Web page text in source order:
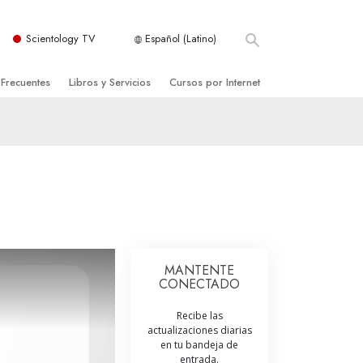
Scientology TV Español (Latino)
Libros y Servicios
Iniciales
Cursos por Internet
Ayudas para Enfermedades y Lesiones
La Integridad y la Honestidad
La Escala Tonal Emocional
MANTENTE
CONECTADO
Recibe las
actualizaciones diarias
en tu bandeja de
entrada.